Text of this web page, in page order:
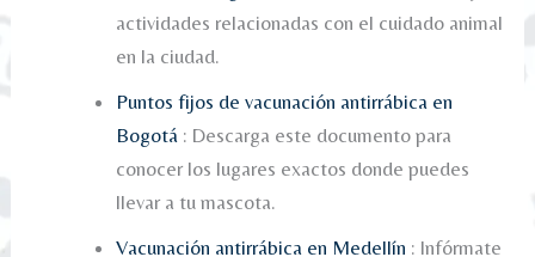
actividades relacionadas con el cuidado animal
en la ciudad.
Puntos fijos de vacunación antirrábica en
Bogotá : Descarga este documento para
conocer los lugares exactos donde puedes
llevar a tu mascota.
Vacunación antirrábica en Medellín : Infórmate